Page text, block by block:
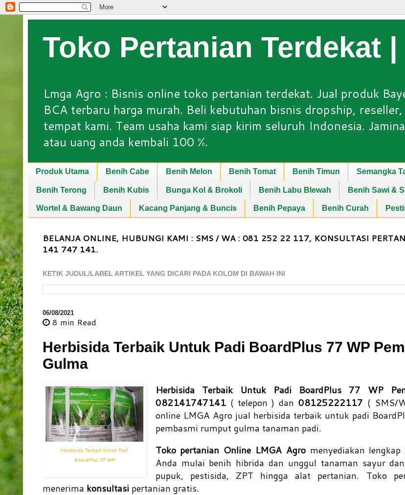
Toko Pertanian Terdekat
Lmga Agro : Bisnis online toko pertanian terdekat. Jual produk
BCA terbaru harga murah. Beli kebutuhan bisnis dropship,
tempat kami. Team usaha kami siap kirim seluruh Indonesia.
atau uang anda kembali 100 %.
Produk Utama Benih Cabe Benih Melon Benih Tomat Benih Timun Semangka
Benih Terong Benih Kubis Bunga Kol & Brokoli Benih Labu Blewah Benih Sawi &
Wortel & Bawang Daun Kacang Panjang & Buncis Benih Pepaya Benih Curah
BELANJA ONLINE, HUBUNGI KAMI : SMS / WA : 081 252 22 117, KONSULTASI
141 747 141.
KETIK JUDUL/LABEL ARTIKEL YANG DICARI PADA KOLOM DI BAWAH INI
06/08/2021
8 min Read
Herbisida Terbaik Untuk Padi BoardPlus 77 WP
Gulma
Herbisida Terbaik Untuk Padi
BoardPlus 77 WP
Herbisida Terbaik Untuk Padi BoardPlus 77 WP
082141747141( telepon ) dan 08125222117 ( SMS/
online LMGA Agro jual herbisida terbaik untuk padi
pembasmi rumput gulma tanaman padi.
Toko pertanian Online LMGA Agro menyediakan
Anda mulai benih hibrida dan unggul tanaman sayur
pupuk, pestisida, ZPT hingga alat pertanian. Toko
menerima konsultasi pertanian gratis.